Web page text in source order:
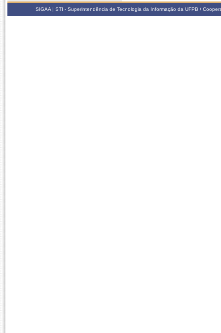
SIGAA | STI - Superintendência de Tecnologia da Informação da UFPB /